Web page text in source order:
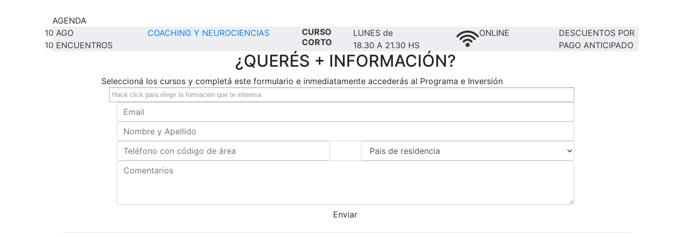
AGENDA
10 AGO
10 ENCUENTROS
COACHING Y NEUROCIENCIAS
CURSO
CORTO
LUNES de
18.30 A 21.30 HS
ONLINE
DESCUENTOS POR
PAGO ANTICIPADO
¿QUERÉS + INFORMACIÓN?
Seleccioná los cursos y completá este formulario e inmediatamente accederás al Programa e Inversión
Enviar